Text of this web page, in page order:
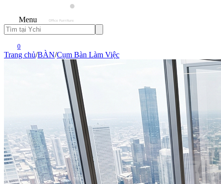
Menu
0
Trang chủ/BÀN/Cụm Bàn Làm Việc